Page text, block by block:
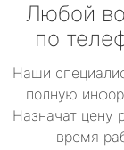
Любой
по
Наши
полную
Назначат цену
время